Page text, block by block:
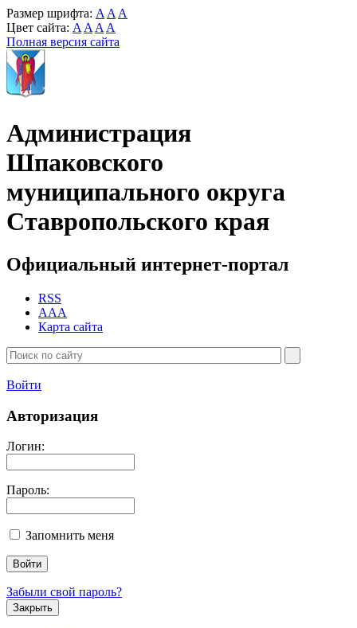
Размер шрифта: A A A
Цвет сайта: A A A A
Полная версия сайта
Администрация
Шпаковского
муниципального округа
Ставропольского края
Официальный интернет-портал
RSS
AAA
Карта сайта
Войти
Авторизация
Логин:
Пароль:
Запомнить меня
Забыли свой пароль?
Закрыть